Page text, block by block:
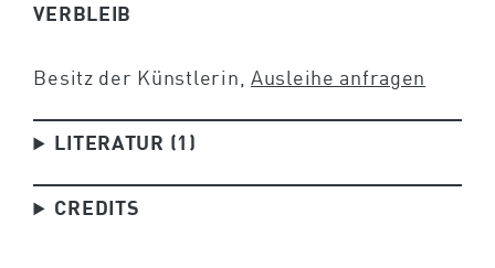
VERBLEIB
Besitz der Künstlerin, Ausleihe anfragen
LITERATUR (1)
CREDITS